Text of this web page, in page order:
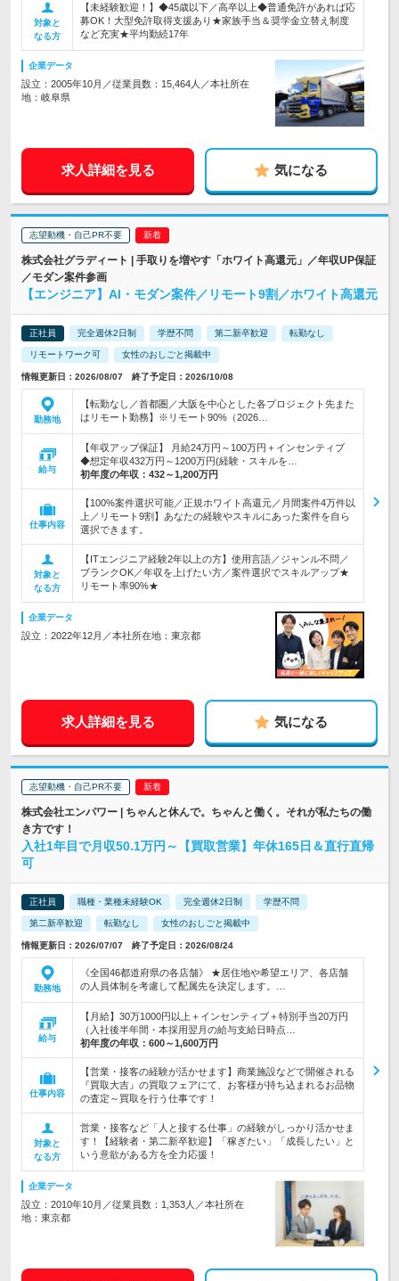
対象と
なる方
【未経験歓迎！】◆45歳以下／高卒以上◆普通免許があれば応
募OK！大型免許取得支援あり★家族手当＆奨学金立替え制度
など充実★平均勤続17年
企業データ
設立：2005年10月／従業員数：15,464人／本社所在
地：岐阜県
求人詳細を見る 気になる
志望動機・自己PR不要
株式会社グラディート | 手取りを増やす「ホワイト高還元」／年収UP保証
／モダン案件参画
【エンジニア】AI・モダン案件／リモート9割／ホワイト高還元
正社員 完全週休2日制 学歴不問 第二新卒歓迎 転勤なし
リモートワーク可 女性のおしごと掲載中
情報更新日：2026/08/07 終了予定日：2026/10/08
勤務地
【転勤なし／首都圏／大阪を中心とした各プロジェクト先また
はリモート勤務】※リモート90%（2026…
給与
【年収アップ保証】 月給24万円～100万円＋インセンティブ
◆想定年収432万円～1200万円(経験・スキルを…
初年度の年収： 432～1,200万円
仕事内容
【100%案件選択可能／正規ホワイト高還元／月間案件4万件以
上／リモート9割】あなたの経験やスキルにあった案件を自ら
選択できます。
対象と
なる方
【ITエンジニア経験2年以上の方】使用言語／ジャンル不問／
ブランクOK／年収を上げたい方／案件選択でスキルアップ★
リモート率90%★
企業データ
設立：2022年12月／本社所在地：東京都
求人詳細を見る 気になる
志望動機・自己PR不要
株式会社エンパワー | ちゃんと休んで。ちゃんと働く。それが私たちの働
き方です！
入社1年目で月収50.1万円～【買取営業】年休165日＆直行直帰
可
正社員 職種・業種未経験OK 完全週休2日制 学歴不問
第二新卒歓迎 転勤なし 女性のおしごと掲載中
情報更新日：2026/07/07 終了予定日：2026/08/24
勤務地
《全国46都道府県の各店舗》 ★居住地や希望エリア、各店舗
の人員体制を考慮して配属先を決定します。…
給与
【月給】30万1000円以上＋インセンティブ＋特別手当20万円
（入社後半年間・本採用翌月の給与支給日時点…
初年度の年収： 600～1,600万円
仕事内容
【営業・接客の経験が活かせます】商業施設などで開催される
『買取大吉』の買取フェアにて、お客様が持ち込まれるお品物
の査定～買取を行う仕事です！
対象と
なる方
営業・接客など「人と接する仕事」の経験がしっかり活かせま
す！【経験者・第二新卒歓迎】「稼ぎたい」「成長したい」と
いう意欲がある方を全力応援！
企業データ
設立：2010年10月／従業員数：1,353人／本社所在
地：東京都